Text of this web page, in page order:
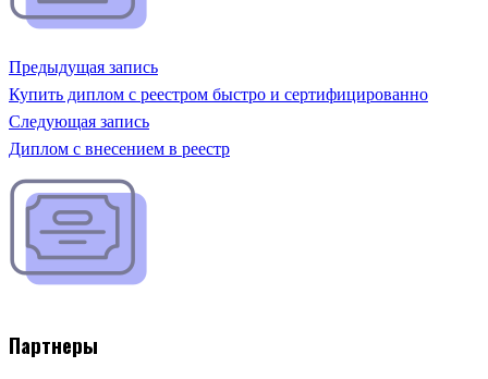
Предыдущая запись
Купить диплом с реестром быстро и сертифицированно
Следующая запись
Диплом с внесением в реестр
Партнеры